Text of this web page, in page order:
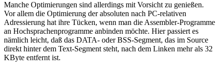
Manche Optimierungen sind allerdings mit Vorsicht zu genießen.
Vor allem die Optimierung der absoluten nach PC-relativen
Adressierung hat ihre Tücken, wenn man die Assembler-Programme
an Hochsprachenprogramme anbinden möchte. Hier passiert es
nämlich leicht, daß das DATA- oder BSS-Segment, das im Source
direkt hinter dem Text-Segment steht, nach dem Linken mehr als 32
KByte entfernt ist.